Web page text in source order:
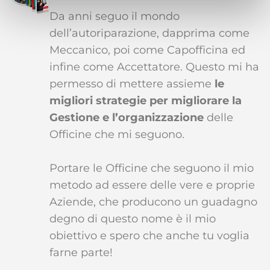
Da anni seguo il mondo
dell’autoriparazione, dapprima come
Meccanico, poi come Capofficina ed
infine come Accettatore. Questo mi ha
permesso di mettere assieme le
migliori strategie per migliorare la
Gestione e l’organizzazione delle
Officine che mi seguono.
Portare le Officine che seguono il mio
metodo ad essere delle vere e proprie
Aziende, che producono un guadagno
degno di questo nome è il mio
obiettivo e spero che anche tu voglia
farne parte!